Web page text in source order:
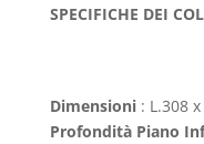
SPECIFICHE DEI
Dimensioni : L.308
Profondità Piano